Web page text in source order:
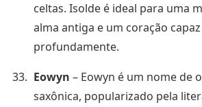
celtas. Isolde é ideal para uma
alma antiga e um coração
profundamente.
Eowyn – Eowyn é um nome de
saxônica, popularizado pela